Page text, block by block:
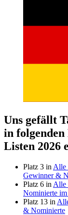
Uns gefällt
in
Listen 2026
Platz 3 in Alle
Gewinner &
Platz 6 in Alle
Nominierte
Platz 13 in
& Nominierte